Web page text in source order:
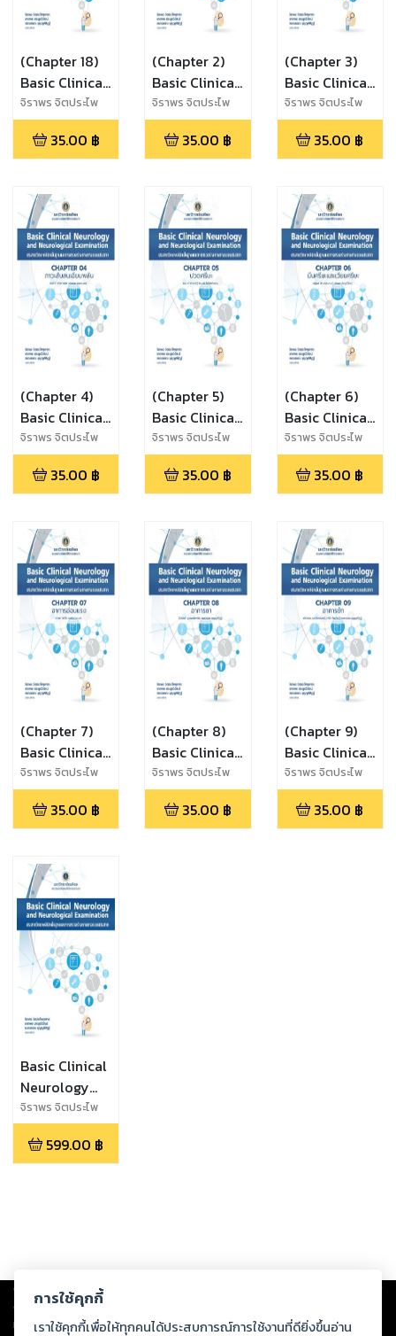
(Chapter 18)
Basic Clinical
Neurology
and
Neurological
จิราพร จิตประไพ
กุลศาล,นาราพร
ประยูรวิวัฒน์,กนก
วรรณ บุญญพิสิฏฐ์
35.00 ฿
(Chapter 2)
Basic Clinical
Neurology
and
Neurological
จิราพร จิตประไพ
กุลศาล,นาราพร
ประยูรวิวัฒน์,กนก
วรรณ บุญญพิสิฏฐ์
35.00 ฿
(Chapter 3)
Basic Clinical
Neurology
and
Neurological
จิราพร จิตประไพ
กุลศาล,นาราพร
ประยูรวิวัฒน์,กนก
วรรณ บุญญพิสิฏฐ์
35.00 ฿
(Chapter 4)
Basic Clinical
Neurology
and
Neurological
จิราพร จิตประไพ
กุลศาล,นาราพร
ประยูรวิวัฒน์,กนก
วรรณ บุญญพิสิฏฐ์
35.00 ฿
(Chapter 5)
Basic Clinical
Neurology
and
Neurological
จิราพร จิตประไพ
กุลศาล,นาราพร
ประยูรวิวัฒน์,กนก
วรรณ บุญญพิสิฏฐ์
35.00 ฿
(Chapter 6)
Basic Clinical
Neurology
and
Neurological
จิราพร จิตประไพ
กุลศาล,นาราพร
ประยูรวิวัฒน์,กนก
วรรณ บุญญพิสิฏฐ์
35.00 ฿
(Chapter 7)
Basic Clinical
Neurology
and
Neurological
จิราพร จิตประไพ
กุลศาล,นาราพร
ประยูรวิวัฒน์,กนก
วรรณ บุญญพิสิฏฐ์
35.00 ฿
(Chapter 8)
Basic Clinical
Neurology
and
Neurological
จิราพร จิตประไพ
กุลศาล,นาราพร
ประยูรวิวัฒน์,กนก
วรรณ บุญญพิสิฏฐ์
35.00 ฿
(Chapter 9)
Basic Clinical
Neurology
and
Neurological
จิราพร จิตประไพ
กุลศาล,นาราพร
ประยูรวิวัฒน์,กนก
วรรณ บุญญพิสิฏฐ์
35.00 ฿
Basic Clinical
Neurology
and
Neurological
Examination
จิราพร จิตประไพ
กุลศาล,นาราพร
ประยูรวิวัฒน์,กนก
วรรณ บุญญพิสิฏฐ์
599.00 ฿
Copyright © 2026
ต่อผลงานหรือเนื้อหาใดที่อัปโหลดผ่านเว็บไซต์และปรากฏว่าละเมิดสิทธิใน
ทรัพย์สินทางปัญญาของบุคคลอื่นหรือขัดต่อกฎหมายและศีลธรรม ดังนั้น ผู้อ่าน
การใช้คุกกี้
เราใช้คุกกี้เพื่อให้ทุกคนได้ประสบการณ์การใช้งานที่ดียิ่งขึ้นอ่าน